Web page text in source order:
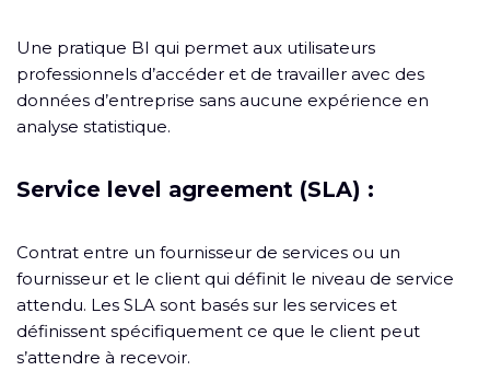
Une pratique BI qui permet aux utilisateurs
professionnels d’accéder et de travailler avec des
données d’entreprise sans aucune expérience en
analyse statistique.
Service level agreement (SLA) :
Contrat entre un fournisseur de services ou un
fournisseur et le client qui définit le niveau de service
attendu. Les SLA sont basés sur les services et
définissent spécifiquement ce que le client peut
s’attendre à recevoir.